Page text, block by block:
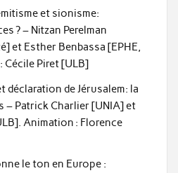
et sionisme:
? – Nitzan Perelman
et Esther Benbassa [EPHE,
Piret [ULB]
déclaration de Jérusalem: la
– Patrick Charlier [UNIA] et
Animation : Florence
le ton en Europe :